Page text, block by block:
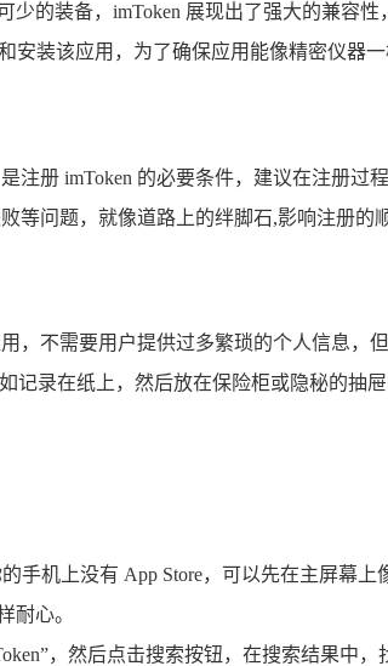
少的装备，imToken 展现出了强大的兼容
安装该应用，为了确保应用能像精密仪器
注册 imToken 的必要条件，建议在注册
等问题，就像道路上的绊脚石,影响注册的
，不需要用户提供过多繁琐的个人信息
记录在纸上，然后放在保险柜或隐秘的抽
手机上没有 App Store，可以先在主屏幕
耐心。
，然后点击搜索按钮，在搜索结果中